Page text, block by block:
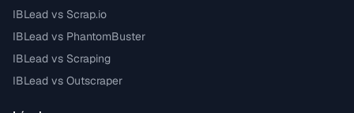
IBLead vs Scrap.io
IBLead vs PhantomBuster
IBLead vs Scraping
IBLead vs Outscraper